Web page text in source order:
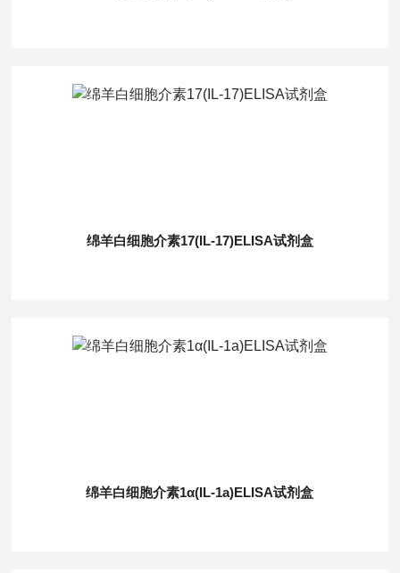
绵羊白细胞介素17(IL-17)ELISA试剂盒
绵羊白细胞介素1α(IL-1a)ELISA试剂盒